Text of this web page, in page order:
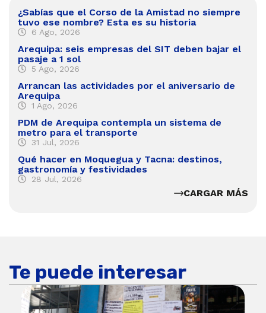
¿Sabías que el Corso de la Amistad no siempre
tuvo ese nombre? Esta es su historia
6 Ago, 2026
Arequipa: seis empresas del SIT deben bajar el
pasaje a 1 sol
5 Ago, 2026
Arrancan las actividades por el aniversario de
Arequipa
1 Ago, 2026
PDM de Arequipa contempla un sistema de
metro para el transporte
31 Jul, 2026
Qué hacer en Moquegua y Tacna: destinos,
gastronomía y festividades
28 Jul, 2026
CARGAR MÁS
Te puede interesar